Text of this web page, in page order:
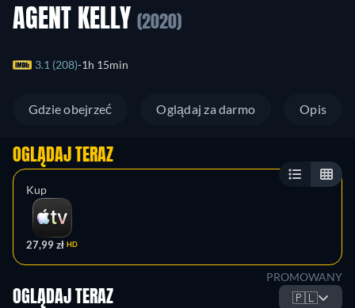
AGENT KELLY (2020)
3.1 (208) 1h 15min
Gdzie obejrzeć Oglądaj za darmo Opis
OGLĄDAJ TERAZ
Kup
27,99 zł HD
PROMOWANY
OGLĄDAJ TERAZ 🇵🇱